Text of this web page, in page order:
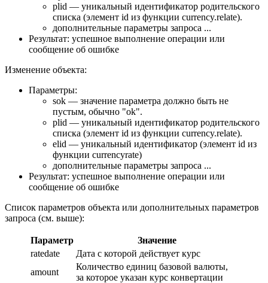
plid — уникальный идентификатор родительского
списка (элемент id из функции currency.relate).
дополнительные параметры запроса ...
Результат: успешное выполнение операции или
сообщение об ошибке
Изменение объекта:
Параметры:
sok — значение параметра должно быть не
пустым, обычно "ok".
plid — уникальный идентификатор родительского
списка (элемент id из функции currency.relate).
elid — уникальный идентификатор (элемент id из
функции currencyrate)
дополнительные параметры запроса ...
Результат: успешное выполнение операции или
сообщение об ошибке
Список параметров объекта или дополнительных параметров
запроса (см. выше):
Параметр
Значение
ratedate
Дата с которой действует курс
amount
Количество единиц базовой валюты,
за которое указан курс конвертации